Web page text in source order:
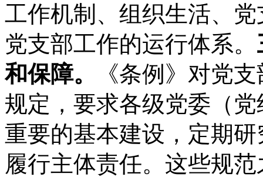
工作机制、组织生活、
党支部工作的运行体系。
和保障。
《条例》对党
规定，要求各级党委（
重要的基本建设，定期
履行主体责任。这些规